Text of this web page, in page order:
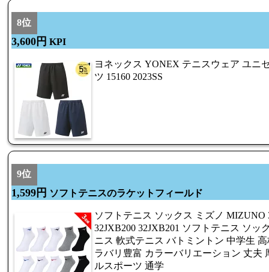
8位
3,600円 KPI
ヨネックス YONEX テニスウェア ユニ
ツ 15160 2023SS
9位
1,599円 ソフトテニスのラケットフィールド
ソフトテニス ソックス ミズノ MIZUNO
32JXB200 32JXB201 ソフトテニス ソッ
ニス 軟式テニス バトミントン 中学生
ラバリ豊富 カラーバリエーション 丈夫
ルスポーツ 通学